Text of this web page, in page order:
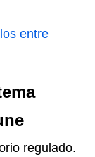
entre
regulado.